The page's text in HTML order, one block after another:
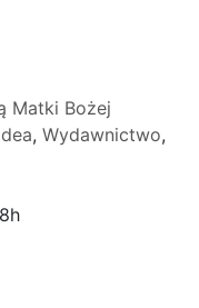
Matki Bożej
, Wydawnictwo,